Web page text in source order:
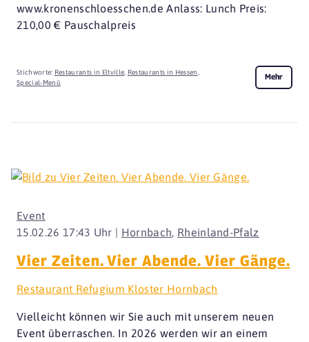
www.kronenschloesschen.de Anlass: Lunch Preis:
210,00 € Pauschalpreis
Stichworte: Restaurants in Eltville, Restaurants in Hessen,
Special-Menü
Mehr
15.02.26 17:43 Uhr | Hornbach, Rheinland-Pfalz
Event
Vier Zeiten. Vier Abende. Vier Gänge.
Restaurant Refugium Kloster Hornbach
Vielleicht können wir Sie auch mit unserem neuen
Event überraschen. In 2026 werden wir an einem